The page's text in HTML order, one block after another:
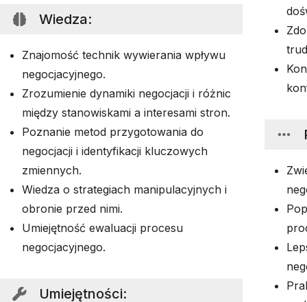
Wiedza:
Znajomość technik wywierania wpływu
negocjacyjnego.
Zrozumienie dynamiki negocjacji i różnic
między stanowiskami a interesami stron.
Poznanie metod przygotowania do
negocjacji i identyfikacji kluczowych
zmiennych.
Wiedza o strategiach manipulacyjnych i
obronie przed nimi.
Umiejętność ewaluacji procesu
negocjacyjnego.
Umiejętności: